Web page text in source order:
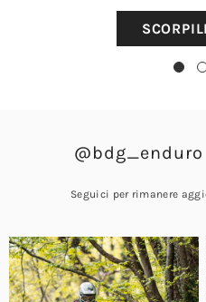
Seguici per rimanere